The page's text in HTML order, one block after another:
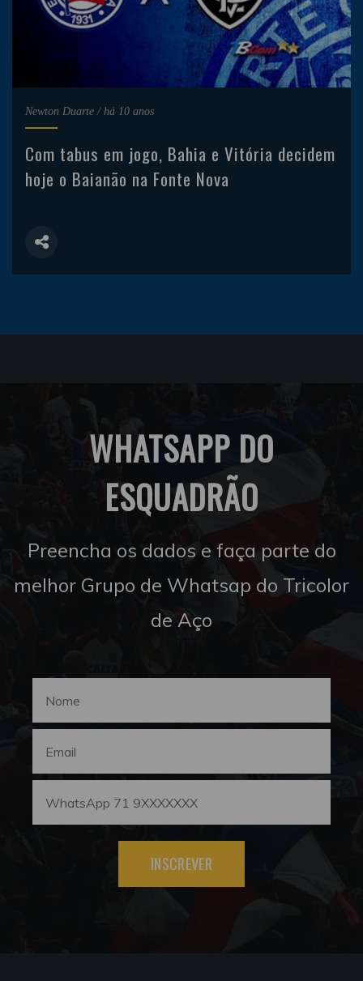
Newton Duarte / há 10 anos
Com tabus em jogo, Bahia e Vitória decidem
hoje o Baianão na Fonte Nova
WHATSAPP DO
ESQUADRÃO
Preencha os dados e faça parte do
melhor Grupo de Whatsap do Tricolor
de Aço
INSCREVER